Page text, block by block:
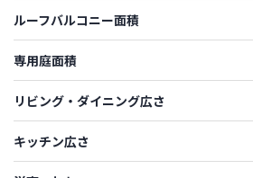
ルーフバルコニー面積
専用庭面積
リビング・ダイニング広さ
キッチン広さ